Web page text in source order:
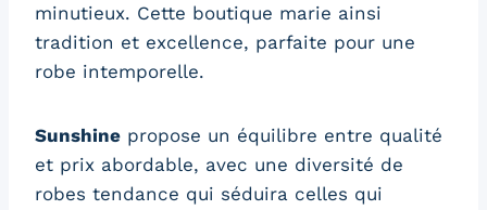
minutieux. Cette boutique marie ainsi
tradition et excellence, parfaite pour une
robe intemporelle.
Sunshine propose un équilibre entre qualité
et prix abordable, avec une diversité de
robes tendance qui séduira celles qui